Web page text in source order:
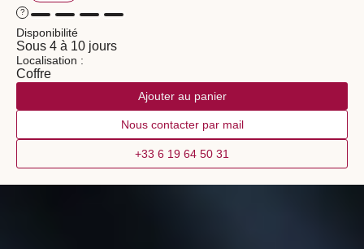
Ajouter au panier
Nous contacter par mail
+33 6 19 64 50 31
?
Disponibilité
Sous 4 à 10 jours
Localisation :
Coffre